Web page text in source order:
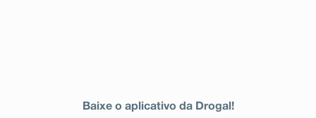
devido a degradação de proteínas.
Informe ao seu médico, cirurgião-dentista ou
Baixe o aplicativo da Drogal!